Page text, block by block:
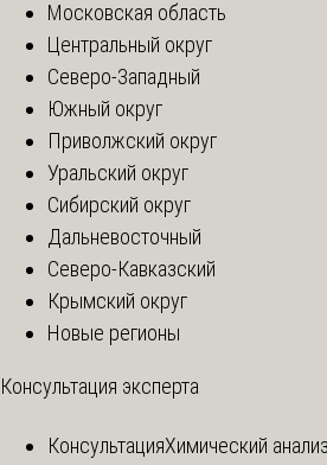
Московская область
Центральный округ
Северо-Западный
Южный округ
Приволжский округ
Уральский округ
Сибирский округ
Дальневосточный
Северо-Кавказский
Крымский округ
Новые регионы
Консультация эксперта
КонсультацияХимический